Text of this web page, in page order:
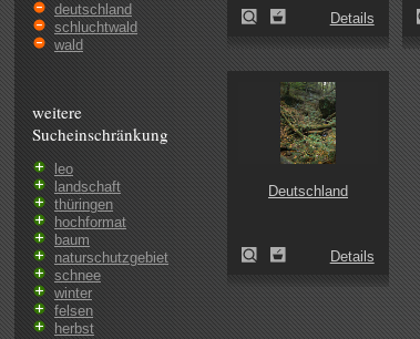
deutschland
schluchtwald
wald
weitere
Sucheinschränkung
leo
landschaft
thüringen
hochformat
baum
naturschutzgebiet
schnee
winter
felsen
herbst
Details
Deutschland
Details